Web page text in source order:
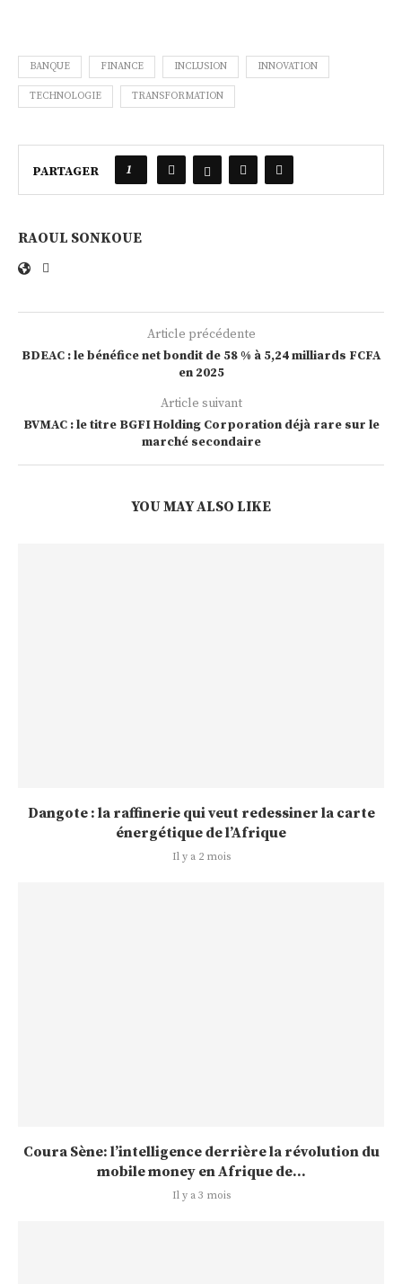
BANQUE FINANCE INCLUSION INNOVATION
TECHNOLOGIE TRANSFORMATION
PARTAGER 1
RAOUL SONKOUE
Article précédente
BDEAC : le bénéfice net bondit de 58 % à 5,24 milliards FCFA
en 2025
Article suivant
BVMAC : le titre BGFI Holding Corporation déjà rare sur le
marché secondaire
YOU MAY ALSO LIKE
Dangote : la raffinerie qui veut redessiner la carte
énergétique de l’Afrique
Il y a 2 mois
Coura Sène: l’intelligence derrière la révolution du
mobile money en Afrique de...
Il y a 3 mois